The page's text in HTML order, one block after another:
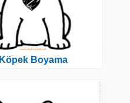
Köpek Boyama